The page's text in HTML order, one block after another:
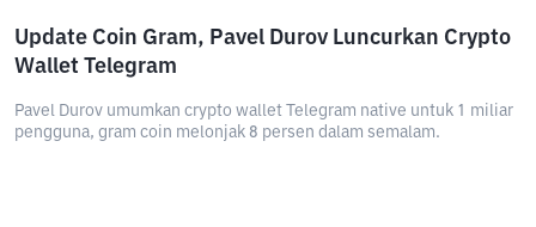
Update Coin Gram, Pavel Durov Luncurkan Crypto
Wallet Telegram
Pavel Durov umumkan crypto wallet Telegram native untuk 1 miliar
pengguna, gram coin melonjak 8 persen dalam semalam.